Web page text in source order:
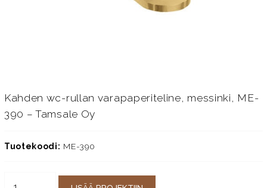
Kahden wc-rullan varapaperiteline, messinki, ME-
390 – Tamsale Oy
Tuotekoodi: ME-390